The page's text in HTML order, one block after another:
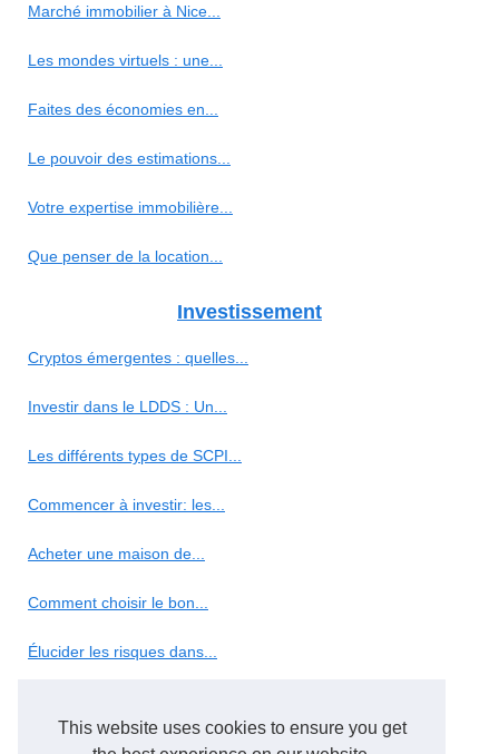
This website uses cookies to ensure you get
Marché immobilier à Nice...
Les mondes virtuels : une...
Faites des économies en...
Le pouvoir des estimations...
Votre expertise immobilière...
Que penser de la location...
Investissement
Cryptos émergentes : quelles...
Investir dans le LDDS : Un...
Les différents types de SCPI...
Commencer à investir: les...
Acheter une maison de...
Comment choisir le bon...
Élucider les risques dans...